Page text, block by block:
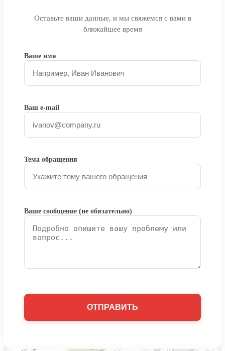
Оставьте ваши данные, и мы свяжемся с вами в
ближайшее время
Ваше имя
Ваш e-mail
Тема обращения
Ваше сообщение (не обязательно)